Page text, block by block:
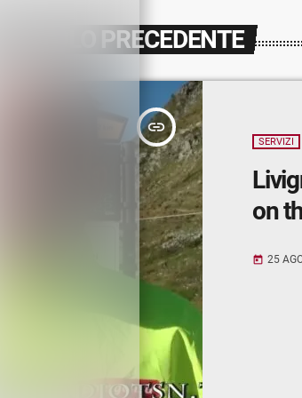
ARTICOLO PRECEDENTE
insert_link
SERVIZI
on
today 25